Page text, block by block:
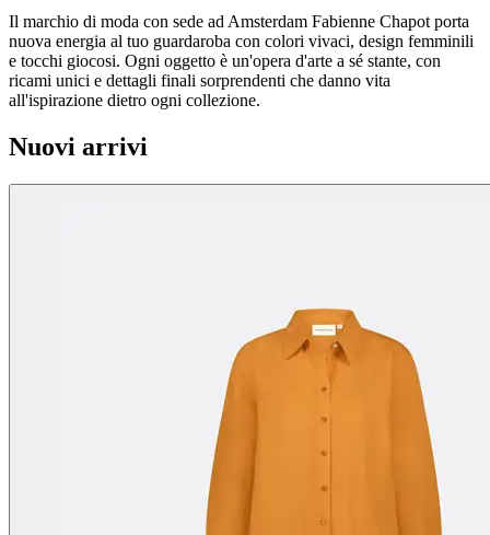
Il marchio di moda con sede ad Amsterdam Fabienne Chapot porta
nuova energia al tuo guardaroba con colori vivaci, design femminili
e tocchi giocosi. Ogni oggetto è un'opera d'arte a sé stante, con
ricami unici e dettagli finali sorprendenti che danno vita
all'ispirazione dietro ogni collezione.
Nuovi arrivi